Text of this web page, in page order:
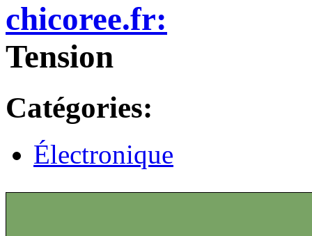
chicoree.fr:
Tension
Catégories:
Électronique